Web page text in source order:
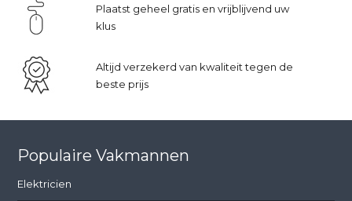
Plaatst geheel gratis en vrijblijvend uw
klus
Altijd verzekerd van kwaliteit tegen de
beste prijs
Populaire Vakmannen
Elektricien